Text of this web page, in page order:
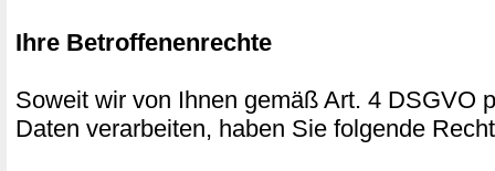
Ihre Betroffenenrechte
Soweit wir von Ihnen gemäß Art. 4 DSGVO
Daten verarbeiten, haben Sie folgende